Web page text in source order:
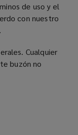
de uso y el
con nuestro
(.
Cualquier
buzón no